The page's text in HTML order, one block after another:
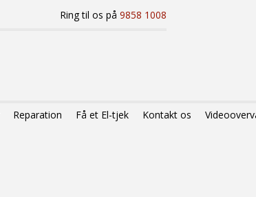
Ring til os på9858 1008
Reparation Få et El-tjek Kontakt os